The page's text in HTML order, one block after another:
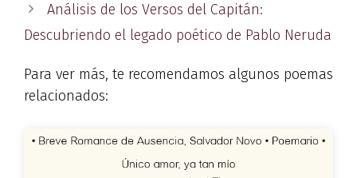
Análisis de los Versos del Capitán:
Descubriendo el legado poético de Pablo Neruda
Para ver más, te recomendamos algunos poemas
relacionados: